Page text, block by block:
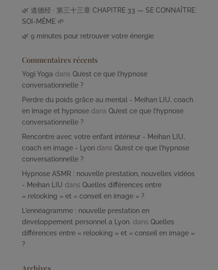
🌿 道德经 · 第三十三章 CHAPITRE 33 — SE CONNAÎTRE
SOI-MÊME 🌱
🌿 9 minutes pour retrouver votre énergie
Commentaires récents
Yogi Yoga dans Qu’est ce que l’hypnose
conversationnelle ?
Perdre du poids grâce au mental - Meihan LIU, coach
en image et hypnosedans Qu’est ce que l’hypnose
conversationnelle ?
Rencontre avec votre enfant intérieur - Meihan LIU,
coach en image - Lyondans Qu’est ce que l’hypnose
conversationnelle ?
Hypnose ASMR : nouvelle prestation, nouvelles vidéos
- Meihan LIU dans Quelles différences entre
« relooking » et « conseil en image » ?
L'ennéagramme : nouvelle prestation en
developpement personnel a Lyon. dans Quelles
différences entre « relooking » et « conseil en image »
?
Archives